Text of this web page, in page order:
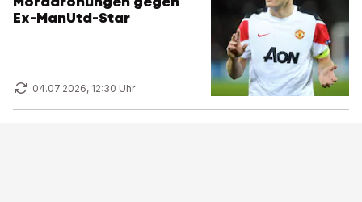
Ex-ManUtd-Star
04.07.2026, 12:30 Uhr